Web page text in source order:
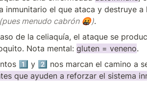
inmunitario el que ataca y destruye
(pues menudo cabrón 🤬).
de la celiaquía, el ataque se
Nota mental: gluten = veneno.
1️⃣ y 2️⃣ nos marcan el camino a
que ayuden a reforzar el sistema